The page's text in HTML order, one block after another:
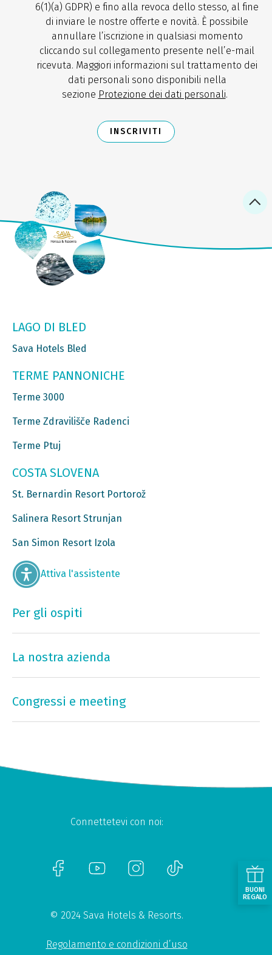
6(1)(a) GDPR) e fino alla revoca dello stesso, al fine
di inviare le nostre offerte e novità. È possibile
annullare l’iscrizione in qualsiasi momento
cliccando sul collegamento presente nell’e-mail
ricevuta. Maggiori informazioni sul trattamento dei
dati personali sono disponibili nella
sezione Protezione dei dati personali.
INSCRIVITI
LAGO DI BLED
Sava Hotels Bled
TERME PANNONICHE
Terme 3000
Terme Zdravilišče Radenci
Terme Ptuj
COSTA SLOVENA
St. Bernardin Resort Portorož
Salinera Resort Strunjan
San Simon Resort Izola
Attiva l'assistente
Per gli ospiti
La nostra azienda
Congressi e meeting
Connettetevi con noi:
© 2024 Sava Hotels & Resorts.
Regolamento e condizioni d’uso
BUONI
REGALO